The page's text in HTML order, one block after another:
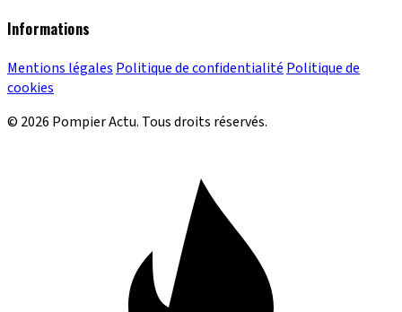
Informations
Mentions légales Politique de confidentialité Politique de
cookies
© 2026 Pompier Actu. Tous droits réservés.